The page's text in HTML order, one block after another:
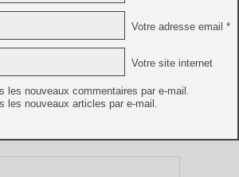
Votre adresse email *
Votre site internet
les nouveaux commentaires par e-mail.
les nouveaux articles par e-mail.